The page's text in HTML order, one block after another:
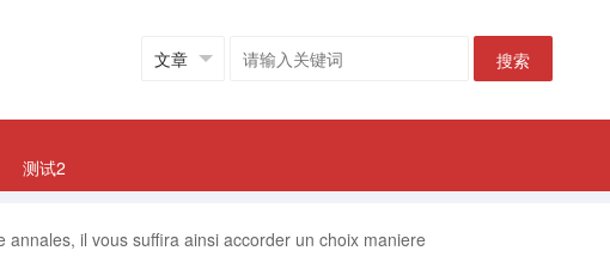
搜索
测试2
il vous suffira ainsi accorder un choix maniere